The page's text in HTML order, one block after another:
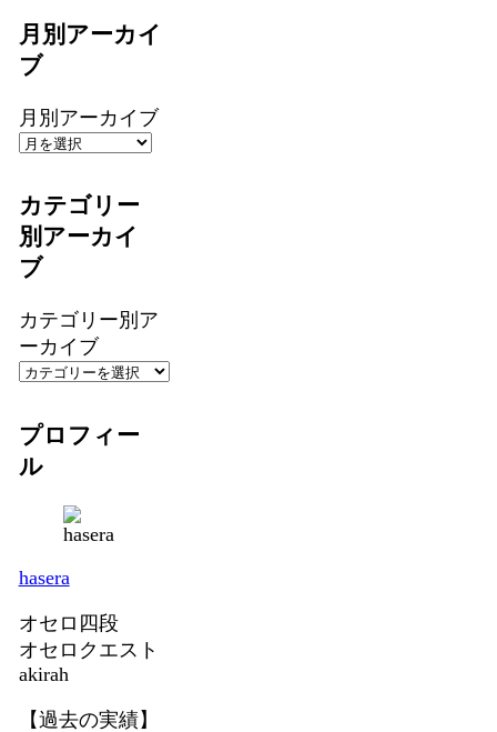
月別アーカイ
ブ
月別アーカイブ
カテゴリー
別アーカイ
ブ
カテゴリー別ア
ーカイブ
プロフィー
ル
hasera
オセロ四段
オセロクエスト
akirah
【過去の実績】